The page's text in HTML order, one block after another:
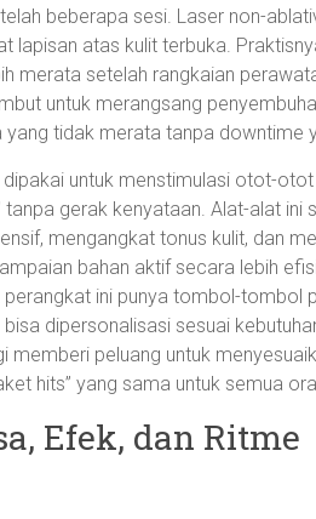
beberapa sesi. Laser non-
lapisan atas kulit terbuka.
merata setelah rangkaian
untuk merangsang
tidak merata tanpa downtime
untuk menstimulasi otot-
gerak kenyataan. Alat-alat ini
mengangkat tonus kulit, dan
bahan aktif secara lebih
ini punya tombol-tombol
dipersonalisasi sesuai
memberi peluang untuk
hits” yang sama untuk semua
Efek, dan Ritme